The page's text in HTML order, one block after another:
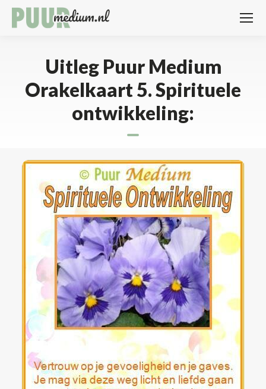
Uitleg Puur Medium
Orakelkaart 5. Spirituele
ontwikkeling: